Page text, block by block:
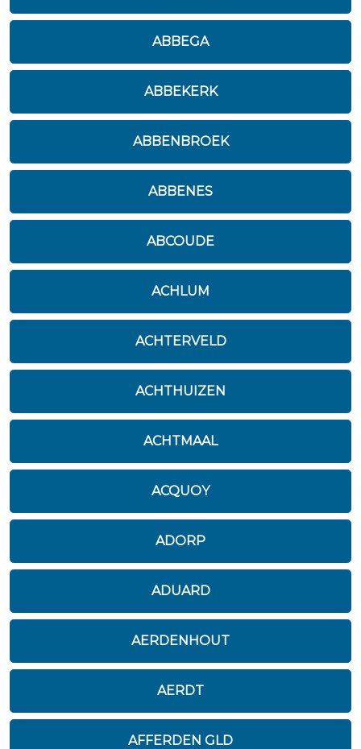
ABBEGA
ABBEKERK
ABBENBROEK
ABBENES
ABCOUDE
ACHLUM
ACHTERVELD
ACHTHUIZEN
ACHTMAAL
ACQUOY
ADORP
ADUARD
AERDENHOUT
AERDT
AFFERDEN GLD